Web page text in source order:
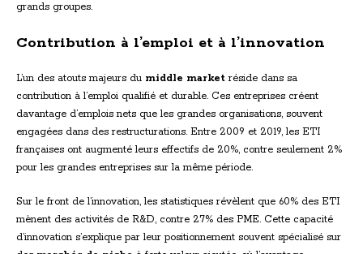
grands groupes.
Contribution à l’emploi et à l’innovation
L’un des atouts majeurs du middle market réside dans sa
contribution à l’emploi qualifié et durable. Ces entreprises créent
davantage d’emplois nets que les grandes organisations, souvent
engagées dans des restructurations. Entre 2009 et 2019, les ETI
françaises ont augmenté leurs effectifs de 20%, contre seulement 2%
pour les grandes entreprises sur la même période.
Sur le front de l’innovation, les statistiques révèlent que 60% des ETI
mènent des activités de R&D, contre 27% des PME. Cette capacité
d’innovation s’explique par leur positionnement souvent spécialisé sur